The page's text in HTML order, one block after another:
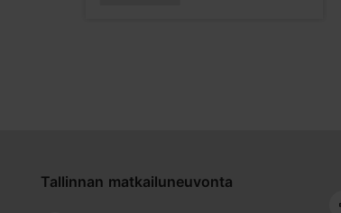
Tallinnan matkailuneuvonta